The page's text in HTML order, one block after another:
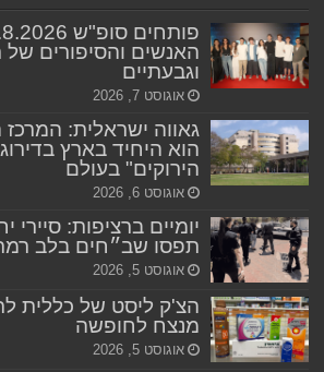
האנשים והסיפורים של
וגבעתיים
אוגוסט 7, 2026
גאווה ישראלית: המרכז
הוא היחיד בארץ
הירוקים" בעולם
אוגוסט 6, 2026
יומיים ברציפות: סיירי
תפסו שב״חים בלב
אוגוסט 5, 2026
הצ'ק ליסט של כללית
מנצח לחופשה
אוגוסט 5, 2026